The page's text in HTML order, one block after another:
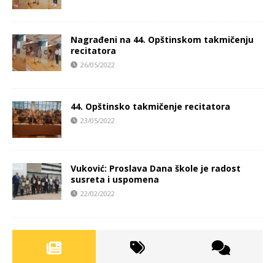
Nagrađeni na 44. Opštinskom takmičenju
recitatora
26/05/2022
44. Opštinsko takmičenje recitatora
23/05/2022
Vuković: Proslava Dana škole je radost
susreta i uspomena
22/02/2022